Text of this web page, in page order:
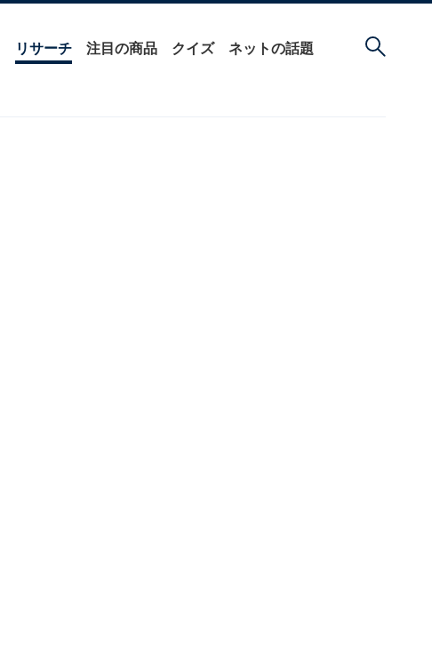
リサーチ 注目の商品 クイズ ネットの話題